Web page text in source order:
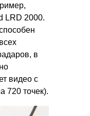
LRD 2000.
в
видео с
720 точек).